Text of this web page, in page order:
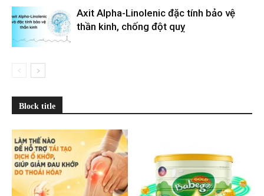
Axit Alpha-Linolenic đặc tính bảo vệ
thần kinh, chống đột quỵ
Block title